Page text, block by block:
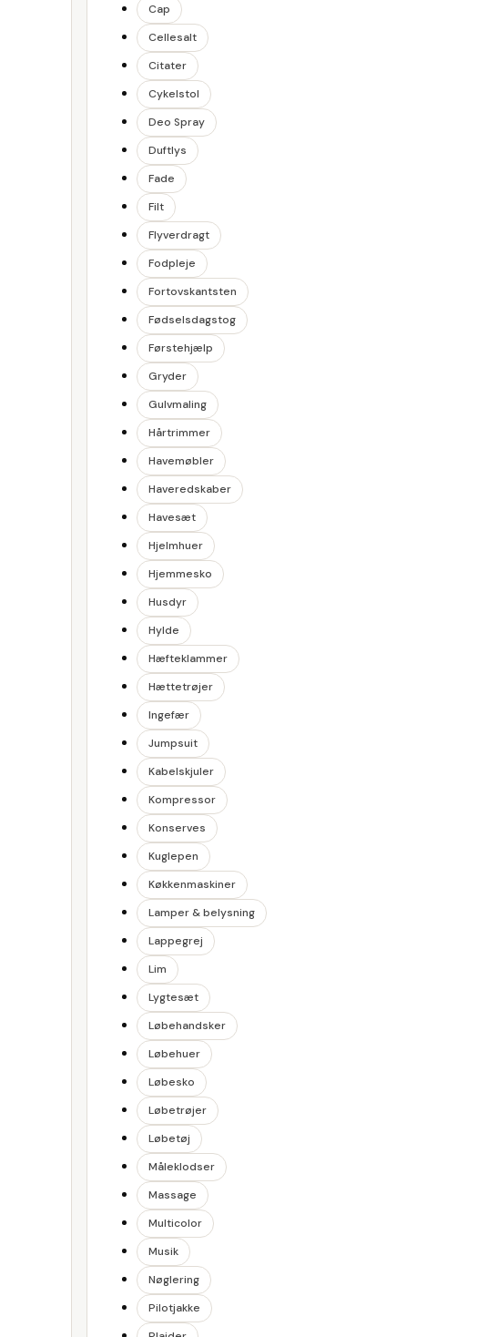
Cap
Cellesalt
Citater
Cykelstol
Deo Spray
Duftlys
Fade
Filt
Flyverdragt
Fodpleje
Fortovskantsten
Fødselsdagstog
Førstehjælp
Gryder
Gulvmaling
Hårtrimmer
Havemøbler
Haveredskaber
Havesæt
Hjelmhuer
Hjemmesko
Husdyr
Hylde
Hæfteklammer
Hættetrøjer
Ingefær
Jumpsuit
Kabelskjuler
Kompressor
Konserves
Kuglepen
Køkkenmaskiner
Lamper & belysning
Lappegrej
Lim
Lygtesæt
Løbehandsker
Løbehuer
Løbesko
Løbetrøjer
Løbetøj
Måleklodser
Massage
Multicolor
Musik
Nøglering
Pilotjakke